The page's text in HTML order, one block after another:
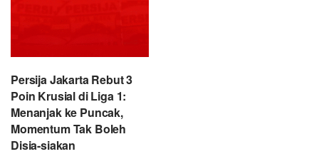
Persija Jakarta Rebut 3
Poin Krusial di Liga 1:
Menanjak ke Puncak,
Momentum Tak Boleh
Disia-siakan